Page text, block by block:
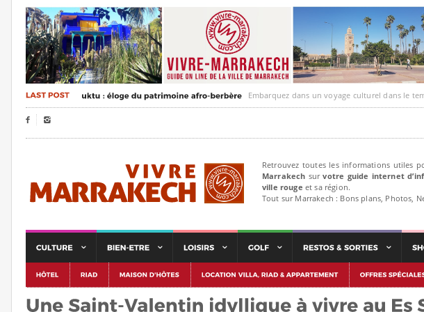
Embarquez dans un voyage culturel dans le temps, à la
 
Retrouvez toutes les informations utiles
Marrakech survotre guide internet
ville rouge et sa région.
Tout sur Marrakech : Bons plans, Photos,